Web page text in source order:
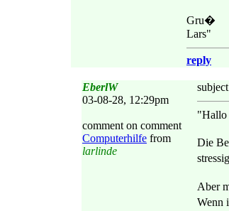
Gru�
Lars"
reply
EberlW
03-08-28, 12:29pm
comment on comment
Computerhilfe from
larlinde
"Hallo
Die
Aber
Wenn